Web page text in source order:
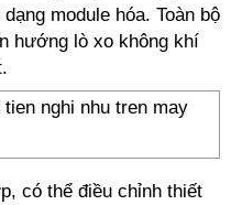
module hóa. Toàn bộ
hướng lò xo không khí
có thể điều chỉnh thiết